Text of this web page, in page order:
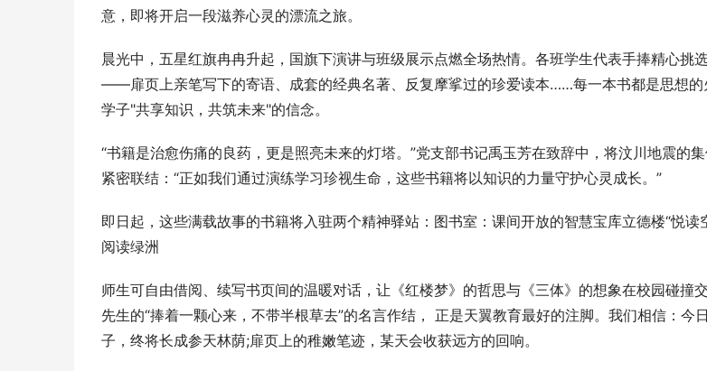
意，即将开启一段滋养心灵的漂流之旅。
晨光中，五星红旗冉冉升起，国旗下演讲与班级展示点燃全场热情。各班学生代表手捧精心挑
——扉页上亲笔写下的寄语、成套的经典名著、反复摩挲过的珍爱读本……每一本书都是思想的
学子"共享知识，共筑未来"的信念。
“书籍是治愈伤痛的良药，更是照亮未来的灯塔。”党支部书记禹玉芳在致辞中，将汶川地震的
紧密联结：“正如我们通过演练学习珍视生命，这些书籍将以知识的力量守护心灵成长。”
即日起，这些满载故事的书籍将入驻两个精神驿站：图书室：课间开放的智慧宝库立德楼“悦读
阅读绿洲
师生可自由借阅、续写书页间的温暖对话，让《红楼梦》的哲思与《三体》的想象在校园碰撞
先生的“捧着一颗心来，不带半根草去”的名言作结， 正是天翼教育最好的注脚。我们相信：今
子，终将长成参天林荫;扉页上的稚嫩笔迹，某天会收获远方的回响。